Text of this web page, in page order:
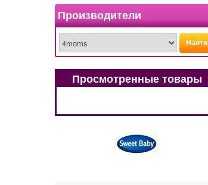
Производители
Найти
Просмотренные товары